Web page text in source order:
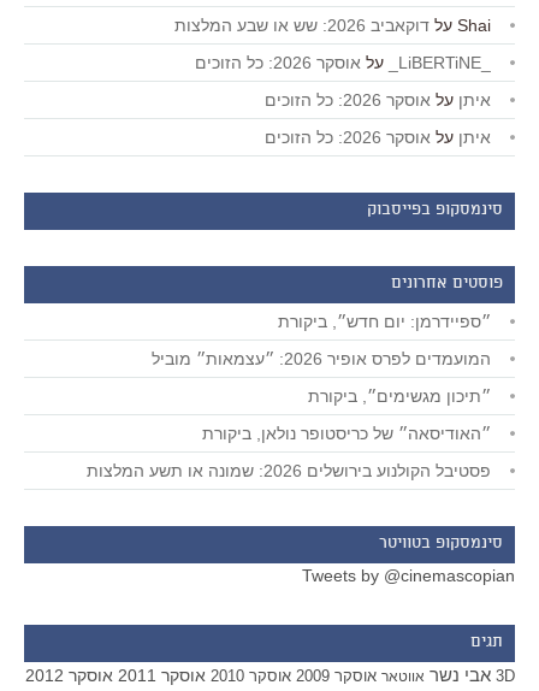
Shai על דוקאביב 2026: שש או שבע המלצות
על אוסקר 2026: כל הזוכים
איתן על אוסקר 2026: כל הזוכים
איתן על אוסקר 2026: כל הזוכים
סינמסקופ בפייסבוק
פוסטים אחרונים
״ספיידרמן: יום חדש״, ביקורת
המועמדים לפרס אופיר 2026: ״עצמאות״ מוביל
״תיכון מגשימים״, ביקורת
״האודיסאה״ של כריסטופר נולאן, ביקורת
פסטיבל הקולנוע בירושלים 2026: שמונה או תשע המלצות
סינמסקופ בטוויטר
Tweets by @cinemascopian
תגים
3D אבי נשר אווטאר אוסקר 2009 אוסקר 2010 אוסקר 2011 אוסקר 2012